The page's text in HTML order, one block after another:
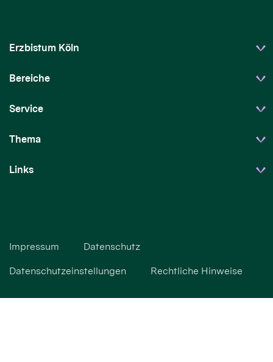
Erzbistum Köln
Bereiche
Service
Thema
Links
Impressum Datenschutz
Datenschutzeinstellungen Rechtliche Hinweise